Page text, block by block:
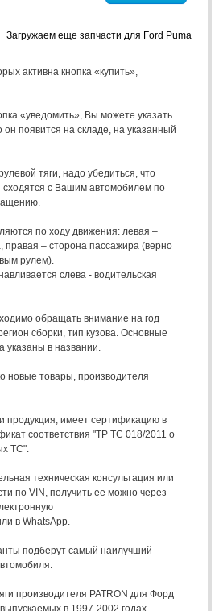
Загружаем еще запчасти для Ford Puma
активна кнопка «купить»,
«уведомить», Вы можете указать
он появится на складе, на указанный
тяги, надо убедиться, что
сходятся с Вашим автомобилем по
по ходу движения: левая –
правая – сторона пассажира (верно
рулем).
слева - водительская
обращать внимание на год
сборки, тип кузова. Основные
указаны в названии.
новые товары, производителя
продукция, имеет сертификацию в
соответствия "ТР ТС 018/2011 о
ТС".
техническая консультация или
по VIN, получить ее можно через
в WhatsApp.
подберут самый наилучший
производителя PATRON для Форд
в 1997-2002 годах,